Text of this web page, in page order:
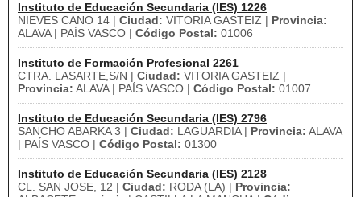
Instituto de Educación Secundaria (IES) 1226
NIEVES CANO 14 | Ciudad: VITORIA GASTEIZ | Provincia:
ALAVA | PAÍS VASCO | Código Postal: 01006
Instituto de Formación Profesional 2261
CTRA. LASARTE,S/N | Ciudad: VITORIA GASTEIZ |
Provincia: ALAVA | PAÍS VASCO | Código Postal: 01007
Instituto de Educación Secundaria (IES) 2796
SANCHO ABARKA 3 | Ciudad: LAGUARDIA | Provincia: ALAVA
| PAÍS VASCO | Código Postal: 01300
Instituto de Educación Secundaria (IES) 2128
CL. SAN JOSE, 12 | Ciudad: RODA (LA) | Provincia: